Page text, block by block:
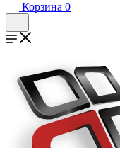
Корзина 0